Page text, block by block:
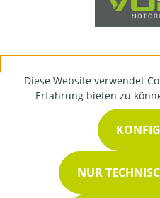
Diese Website verwendet
Erfahrung bieten zu
NUR